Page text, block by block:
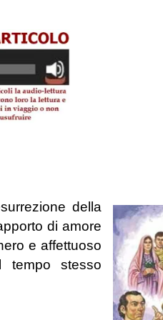
della
di amore
e affettuoso
stesso